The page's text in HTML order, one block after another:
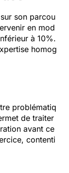
son parcou
en mod
à 10%.
homog
problématiq
de traiter
avant ce
contenti